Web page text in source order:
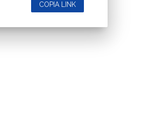
COPIA LINK